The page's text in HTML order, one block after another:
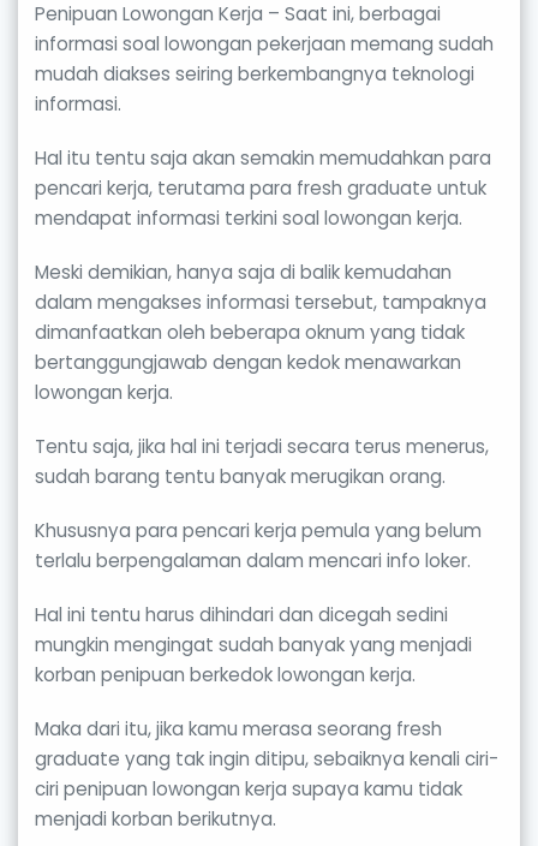
Penipuan Lowongan Kerja – Saat ini, berbagai
informasi soal lowongan pekerjaan memang sudah
mudah diakses seiring berkembangnya teknologi
informasi.
Hal itu tentu saja akan semakin memudahkan para
pencari kerja, terutama para fresh graduate untuk
mendapat informasi terkini soal lowongan kerja.
Meski demikian, hanya saja di balik kemudahan
dalam mengakses informasi tersebut, tampaknya
dimanfaatkan oleh beberapa oknum yang tidak
bertanggungjawab dengan kedok menawarkan
lowongan kerja.
Tentu saja, jika hal ini terjadi secara terus menerus,
sudah barang tentu banyak merugikan orang.
Khususnya para pencari kerja pemula yang belum
terlalu berpengalaman dalam mencari info loker.
Hal ini tentu harus dihindari dan dicegah sedini
mungkin mengingat sudah banyak yang menjadi
korban penipuan berkedok lowongan kerja.
Maka dari itu, jika kamu merasa seorang fresh
graduate yang tak ingin ditipu, sebaiknya kenali ciri-
ciri penipuan lowongan kerja supaya kamu tidak
menjadi korban berikutnya.